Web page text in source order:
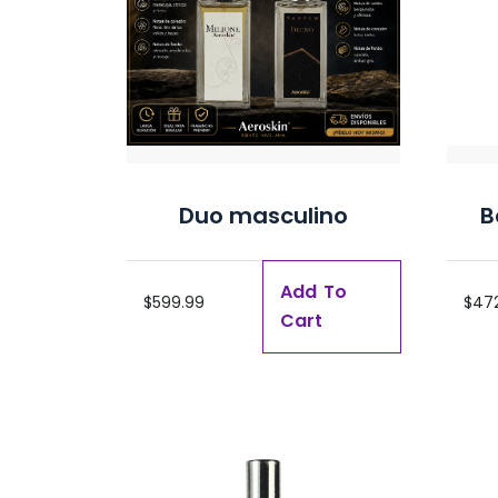
Duo masculino
$599.99
Add To
Cart
$